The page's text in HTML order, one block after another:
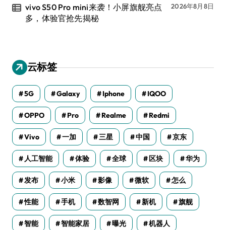
vivo S50 Pro mini来袭！小屏旗舰亮点
多，体验官抢先揭秘
2026年8月8日
云标签
5G Galaxy Iphone IQOO
OPPO Pro Realme Redmi
Vivo 一加 三星 中国 京东
人工智能 体验 全球 区块 华为
发布 小米 影像 微软 怎么
性能 手机 数智网 新机 旗舰
智能 智能家居 曝光 机器人